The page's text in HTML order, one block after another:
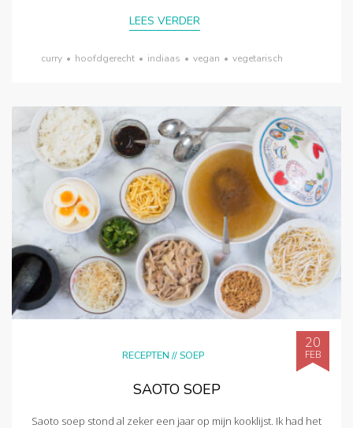
LEES VERDER
curry • hoofdgerecht • indiaas • vegan • vegetarisch
RECEPTEN //SOEP
20
FEB
SAOTO SOEP
Saoto soep stond al zeker een jaar op mijn kooklijst. Ik had het